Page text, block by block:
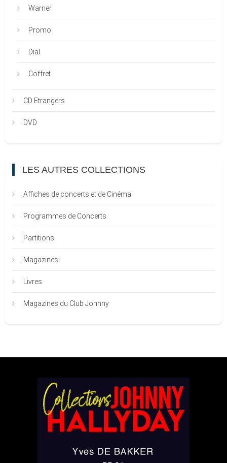
Warner
Promo
Dial
Coffret
CD Etrangers
DVD
LES AUTRES COLLECTIONS
Affiches de concerts et de Cinéma
Programmes de Concerts
Partitions
Magazines
Livres
Magazines du Club Johnny